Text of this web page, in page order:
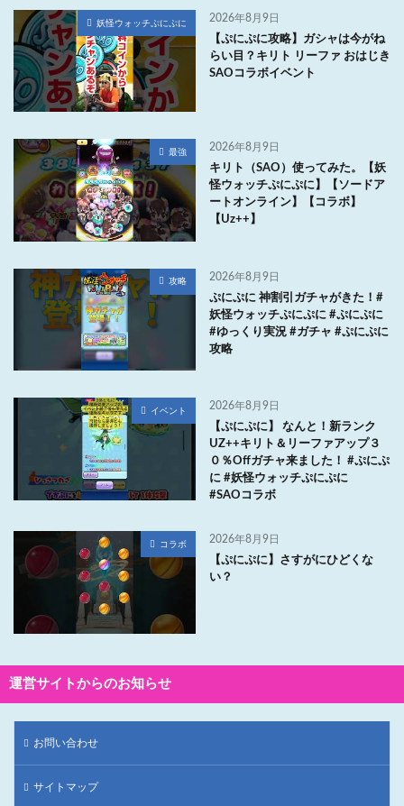
妖怪ウォッチぷにぷに 2026年8月9日
【ぷにぷに攻略】ガシャは今がね
らい目？キリト リーファ おはじき
SAOコラボイベント
最強 2026年8月9日
キリト（SAO）使ってみた。【妖
怪ウォッチぷにぷに】【ソードア
ートオンライン】【コラボ】
【Uz++】
攻略 2026年8月9日
ぷにぷに 神割引ガチャがきた！#
妖怪ウォッチぷにぷに #ぷにぷに
#ゆっくり実況 #ガチャ #ぷにぷに
攻略
イベント 2026年8月9日
【ぷにぷに】 なんと！新ランク
UZ++キリト＆リーファアップ３
０％Offガチャ来ました！ #ぷにぷ
に #妖怪ウォッチぷにぷに
#SAOコラボ
コラボ 2026年8月9日
【ぷにぷに】さすがにひどくな
い？
運営サイトからのお知らせ
お問い合わせ
サイトマップ